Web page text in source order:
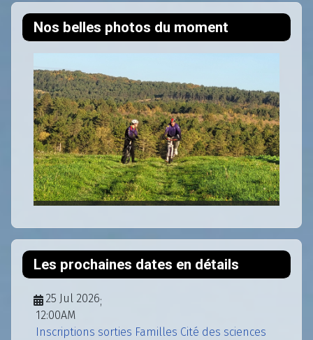
Nos belles photos du moment
Les prochaines dates en détails
25 Jul 2026;
12:00AM
Inscriptions sorties Familles Cité des sciences